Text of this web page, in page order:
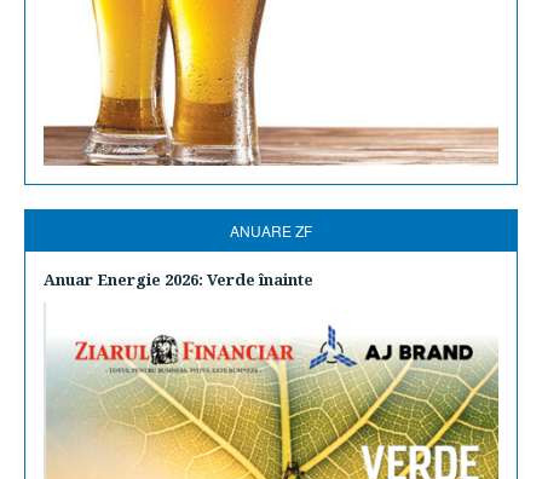
ANUARE ZF
Anuar Energie 2026: Verde înainte